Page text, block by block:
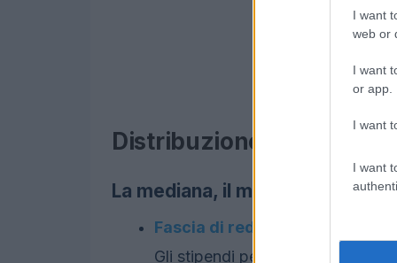
I want
web or
I want
or app.
I want
I want
Distribuzione salariale
La mediana, il massimo, il
Fascia di reddito
Gli stipendi per Analista